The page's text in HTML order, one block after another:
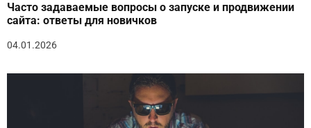
Часто задаваемые вопросы о запуске и продвижении
сайта: ответы для новичков
04.01.2026